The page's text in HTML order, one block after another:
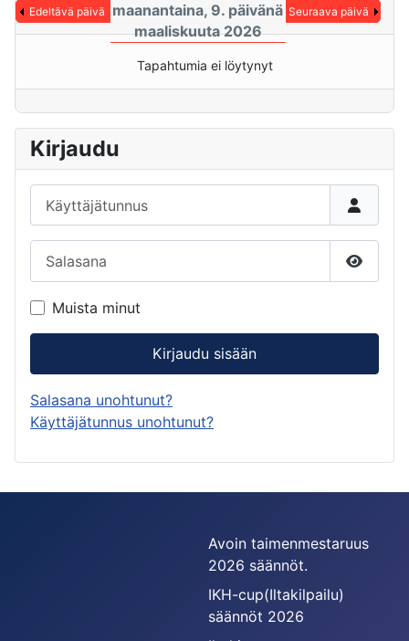
Edeltävä päivä
maanantaina, 9. päivänä
maaliskuuta 2026
Seuraava päivä
Tapahtumia ei löytynyt
Kirjaudu
Näytä
Muista minut
Kirjaudu sisään
Salasana unohtunut?
Käyttäjätunnus unohtunut?
Avoin taimenmestaruus
2026 säännöt.
IKH-cup(Iltakilpailu)
säännöt 2026